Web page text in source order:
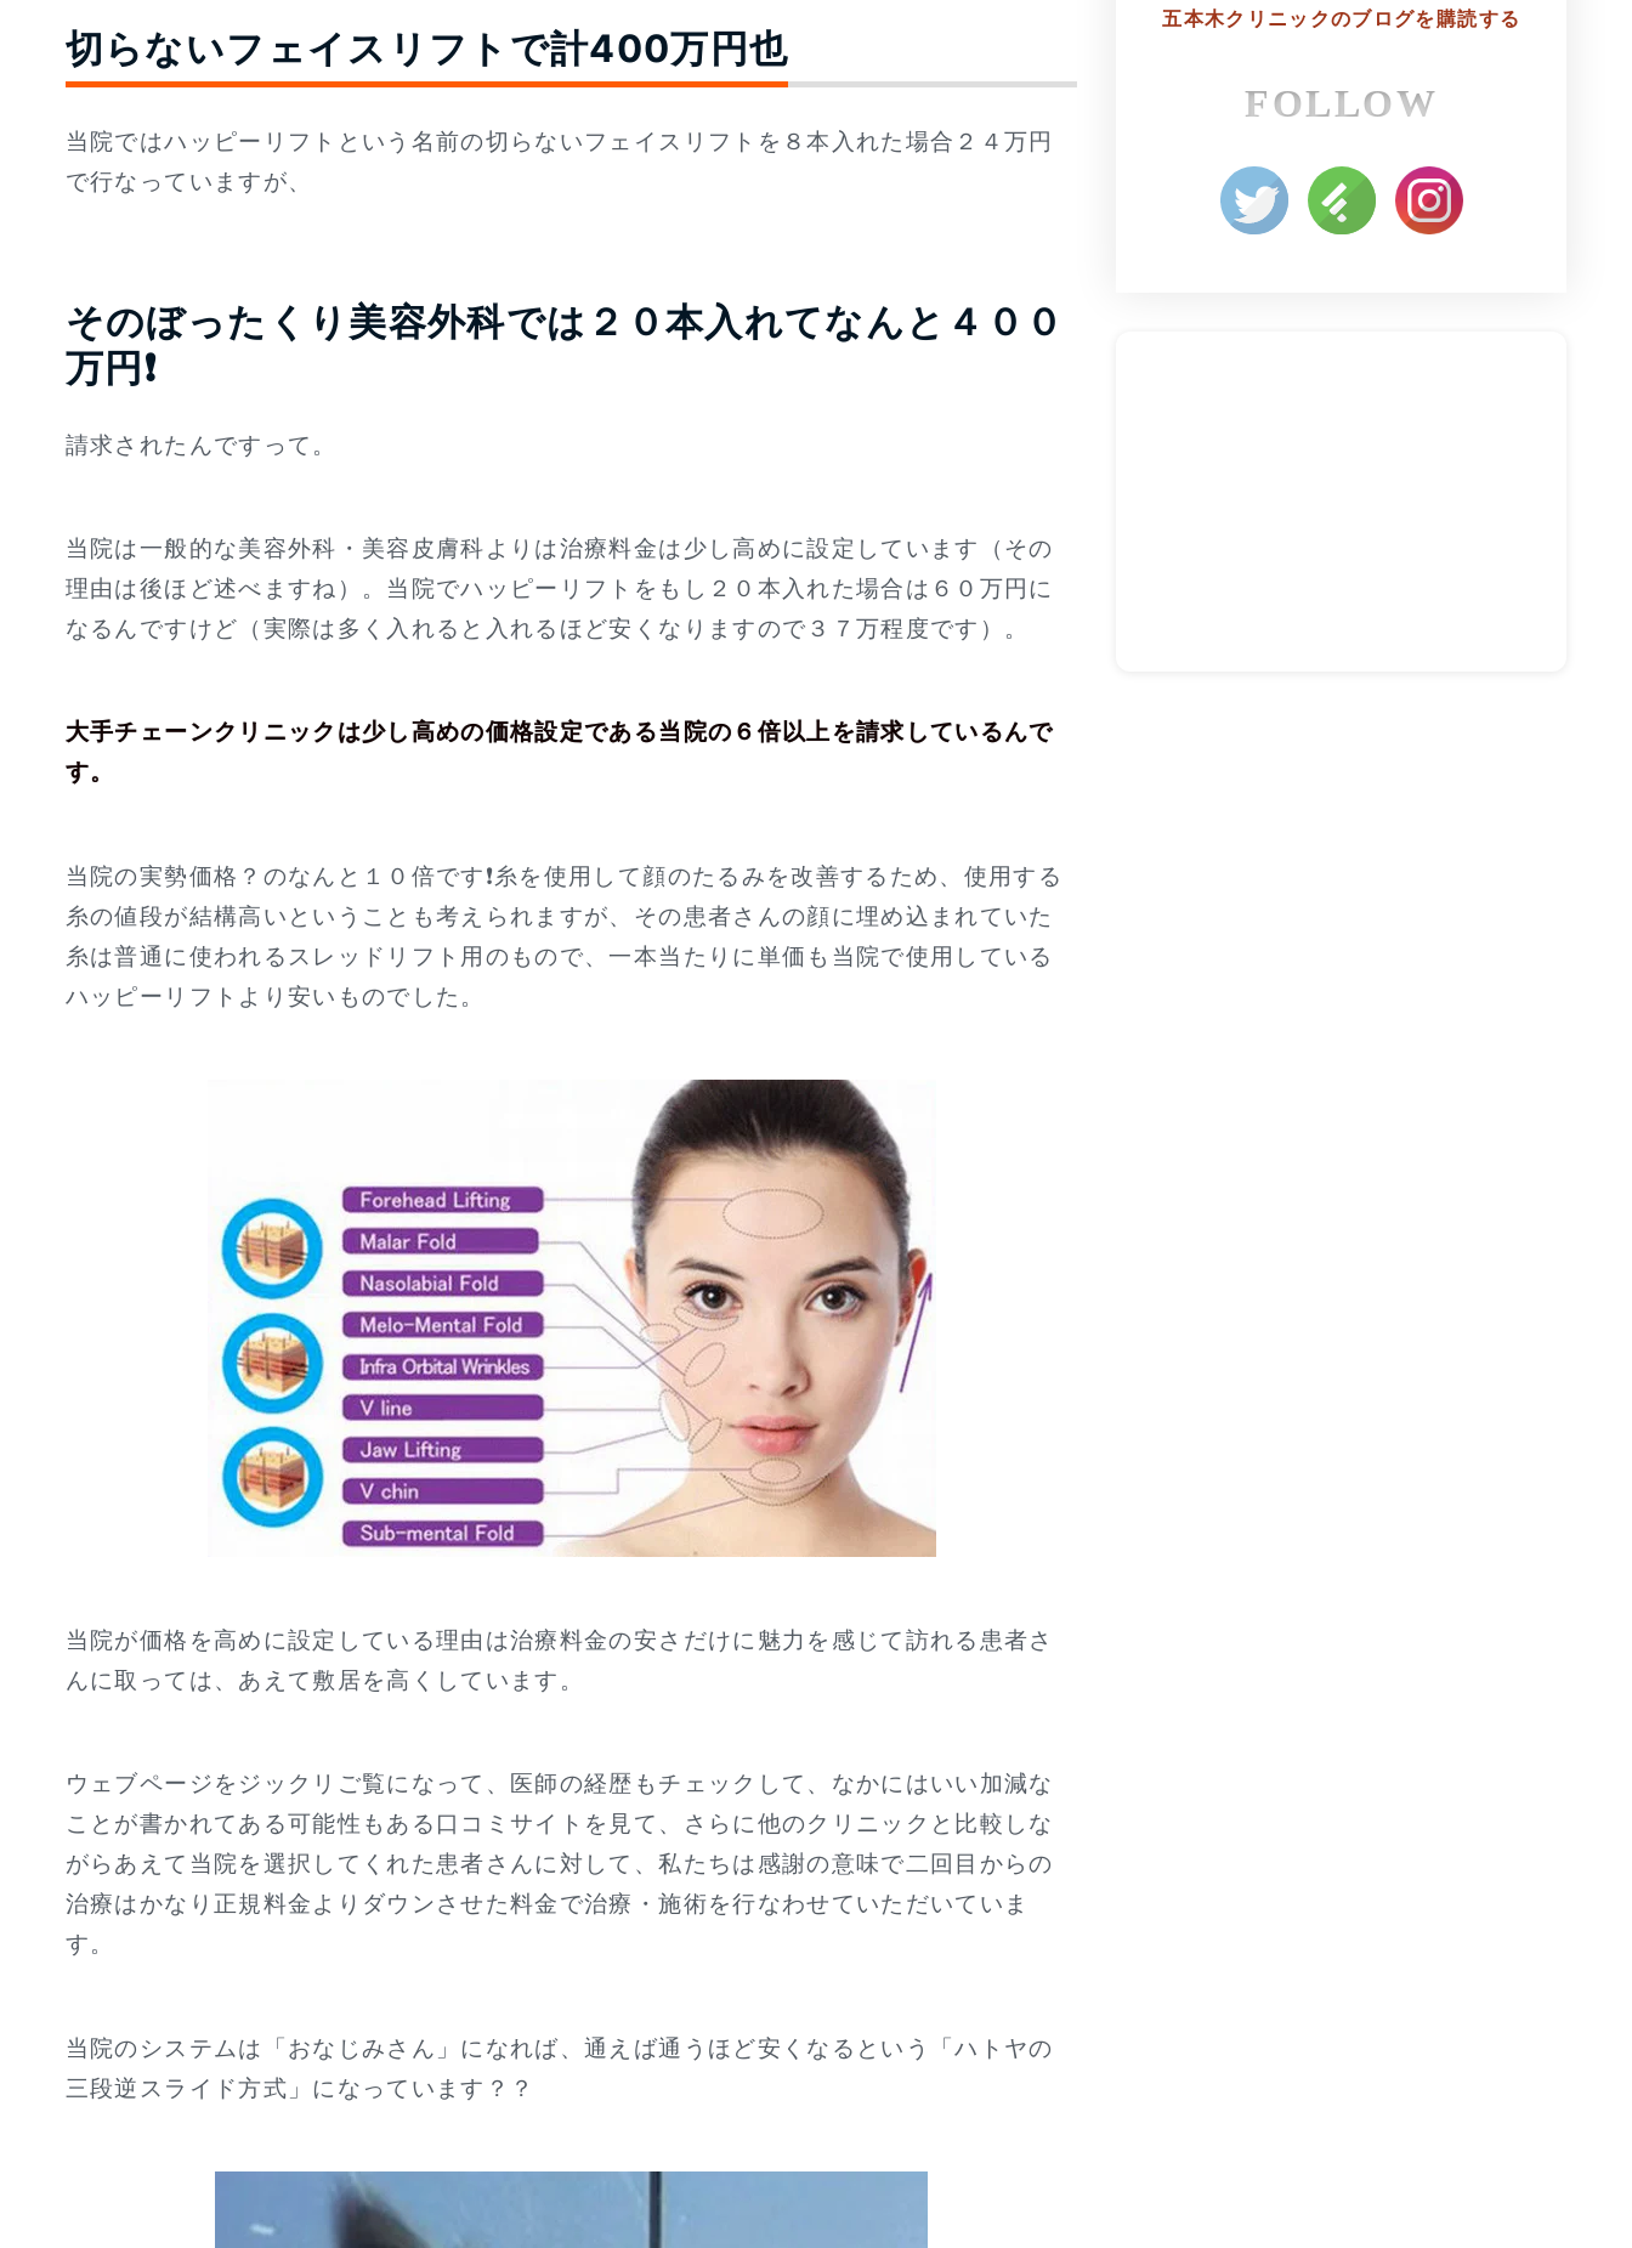
切らないフェイスリフトで計400万円也
当院ではハッピーリフトという名前の切らないフェイスリフトを８本入れた場合２４万円
で行なっていますが、
そのぼったくり美容外科では２０本入れてなんと４００
万円❗
請求されたんですって。
当院は一般的な美容外科・美容皮膚科よりは治療料金は少し高めに設定しています（その
理由は後ほど述べますね）。当院でハッピーリフトをもし２０本入れた場合は６０万円に
なるんですけど（実際は多く入れると入れるほど安くなりますので３７万程度です）。
大手チェーンクリニックは少し高めの価格設定である当院の６倍以上を請求しているんで
す。
当院の実勢価格？のなんと１０倍です❗糸を使用して顔のたるみを改善するため、使用する
糸の値段が結構高いということも考えられますが、その患者さんの顔に埋め込まれていた
糸は普通に使われるスレッドリフト用のもので、一本当たりに単価も当院で使用している
ハッピーリフトより安いものでした。
当院が価格を高めに設定している理由は治療料金の安さだけに魅力を感じて訪れる患者さ
んに取っては、あえて敷居を高くしています。
ウェブページをジックリご覧になって、医師の経歴もチェックして、なかにはいい加減な
ことが書かれてある可能性もある口コミサイトを見て、さらに他のクリニックと比較しな
がらあえて当院を選択してくれた患者さんに対して、私たちは感謝の意味で二回目からの
治療はかなり正規料金よりダウンさせた料金で治療・施術を行なわせていただいていま
す。
当院のシステムは「おなじみさん」になれば、通えば通うほど安くなるという「ハトヤの
三段逆スライド方式」になっています？？
五本木クリニックのブログを購読する
FOLLOW